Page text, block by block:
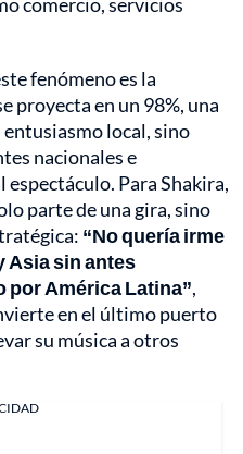
fenómeno es la
proyecta en un 98%, una
local, sino
nacionales e
Para Shakira,
parte de una gira, sino
“No quería irme
Asia sin antes
por América Latina”,
en el último puerto
su música a otros